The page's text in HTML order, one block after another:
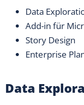
Data
Add-in für
Story Design
Enterprise
Data